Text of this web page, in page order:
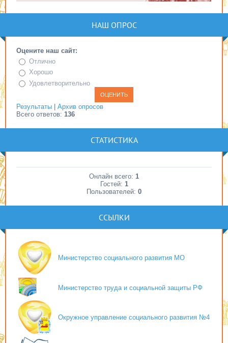
НАШ ОПРОС
Оцените наш сайт:
Отлично
Хорошо
Удовлетворительно
Результаты
Архив опросов
Всего ответов: 136
СТАТИСТИКА
Онлайн всего: 1
Гостей: 1
Пользователей: 0
ССЫЛКИ
Министерство социального развития МО
Министерство труда и социальной защиты РФ
Окружное управление социального развития №4